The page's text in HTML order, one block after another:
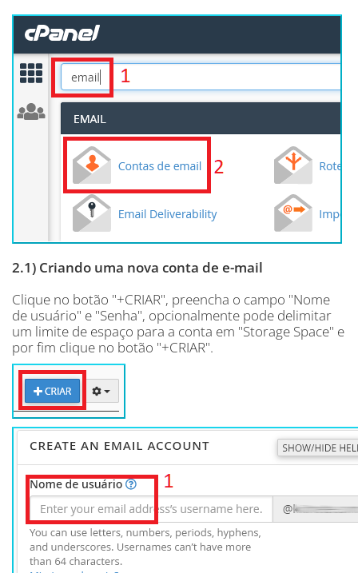
2.1) Criando uma nova conta de e-mail
Clique no botão "+CRIAR", preencha o campo "Nome
de usuário" e "Senha", opcionalmente pode delimitar
um limite de espaço para a conta em "Storage Space" e
por fim clique no botão "+CRIAR".